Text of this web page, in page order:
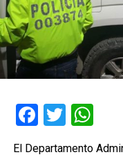
Facebook
Twitter
El Departamento